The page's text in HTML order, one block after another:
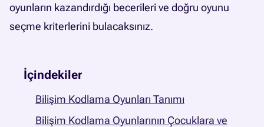
oyunların kazandırdığı becerileri ve doğru oyunu
seçme kriterlerini bulacaksınız.
İçindekiler
Bilişim Kodlama Oyunları Tanımı
Bilişim Kodlama Oyunlarının Çocuklara ve